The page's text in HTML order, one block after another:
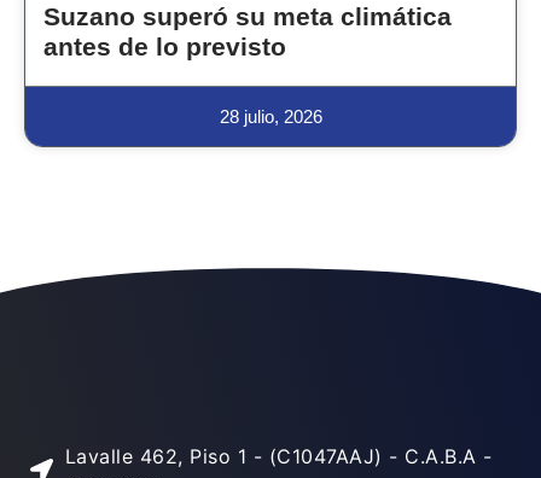
Suzano superó su meta climática
antes de lo previsto
28 julio, 2026
Lavalle 462, Piso 1 - (C1047AAJ) - C.A.B.A -